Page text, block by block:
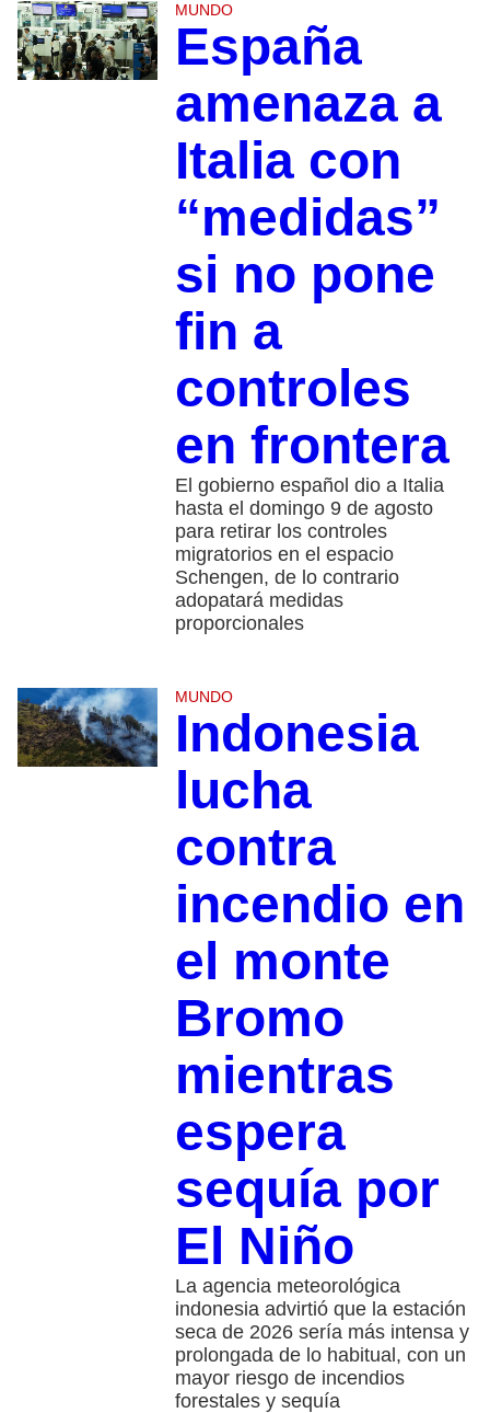
MUNDO
España
amenaza a
Italia con
“medidas”
si no pone
fin a
controles
en frontera
El gobierno español dio a Italia
hasta el domingo 9 de agosto
para retirar los controles
migratorios en el espacio
Schengen, de lo contrario
adopatará medidas
proporcionales
MUNDO
Indonesia
lucha
contra
incendio en
el monte
Bromo
mientras
espera
sequía por
El Niño
La agencia meteorológica
indonesia advirtió que la estación
seca de 2026 sería más intensa y
prolongada de lo habitual, con un
mayor riesgo de incendios
forestales y sequía